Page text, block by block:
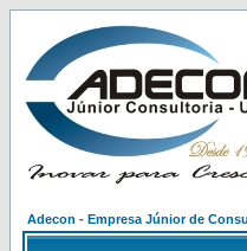
Adecon - Empresa Júnior de